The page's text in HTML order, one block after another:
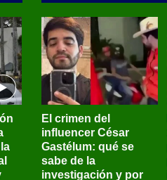
El crimen del
influencer César
Gastélum: qué se
sabe de la
investigación y por